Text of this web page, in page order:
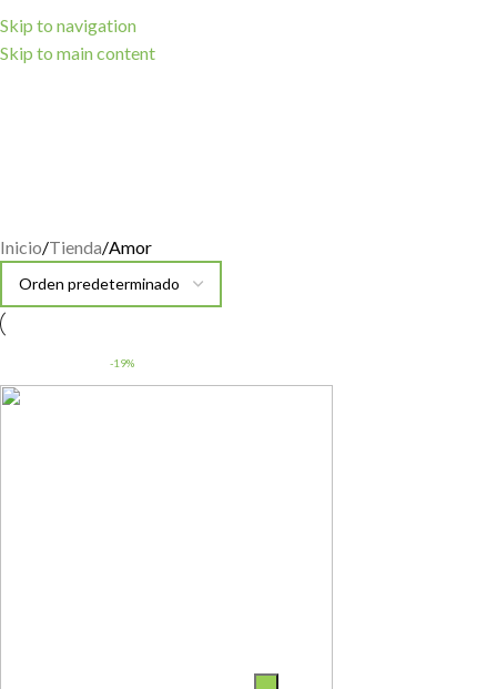
Skip to navigation
Skip to main content
Inicio Tienda Amor
-19%